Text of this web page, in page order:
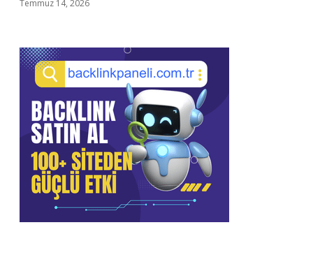
Temmuz 14, 2026